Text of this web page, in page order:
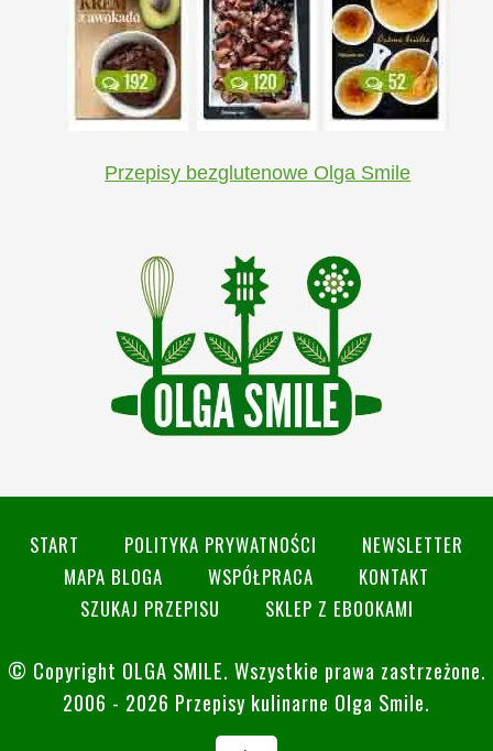
Przepisy bezglutenowe Olga Smile
START POLITYKA PRYWATNOŚCI
NEWSLETTER
MAPA BLOGA
WSPÓŁPRACA
KONTAKT
SZUKAJ PRZEPISU
SKLEP Z EBOOKAMI
© Copyright OLGA SMILE. Wszystkie prawa zastrzeżone.
2006 - 2026 Przepisy kulinarne Olga Smile.